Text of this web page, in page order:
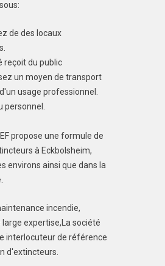
de des locaux
reçoit du public
un moyen de transport
usage professionnel.
personnel.
propose une formule de
à Eckbolsheim,
environs ainsi que dans la
incendie,
expertise,La société
interlocuteur de référence
d'extincteurs.